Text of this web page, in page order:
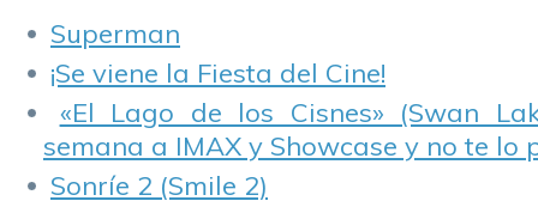
Superman
¡Se viene la Fiesta del Cine!
«El Lago de los Cisnes» (Swan
semana a IMAX y Showcase y no te lo
Sonríe 2 (Smile 2)